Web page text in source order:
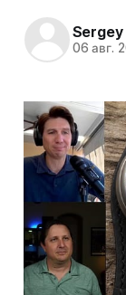
06 авг.